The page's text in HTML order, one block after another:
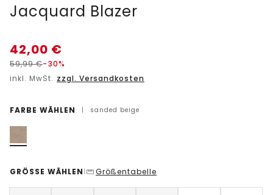
Jacquard Blazer
42,00 €
59,99€-30%
inkl. MwSt. zzgl. Versandkosten
FARBE WÄHLEN | sanded beige
GRÖSSE WÄHLEN | Größentabelle